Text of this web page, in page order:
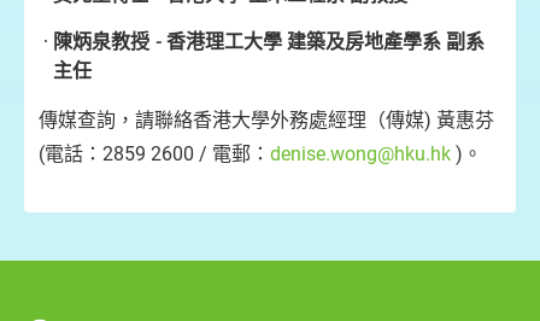
陳炳泉教授 - 香港理工大學 建築及房地產學系 副系
主任
傳媒查詢，請聯絡香港大學外務處經理（傳媒) 黃惠芬
(電話：2859 2600 / 電郵： denise.wong@hku.hk )。